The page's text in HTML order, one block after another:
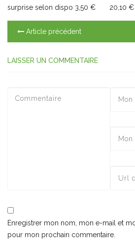
surprise selon dispo 3,50 € 20,10 €
Article précédent
LAISSER UN COMMENTAIRE
Enregistrer mon nom, mon e-mail et
pour mon prochain commentaire.